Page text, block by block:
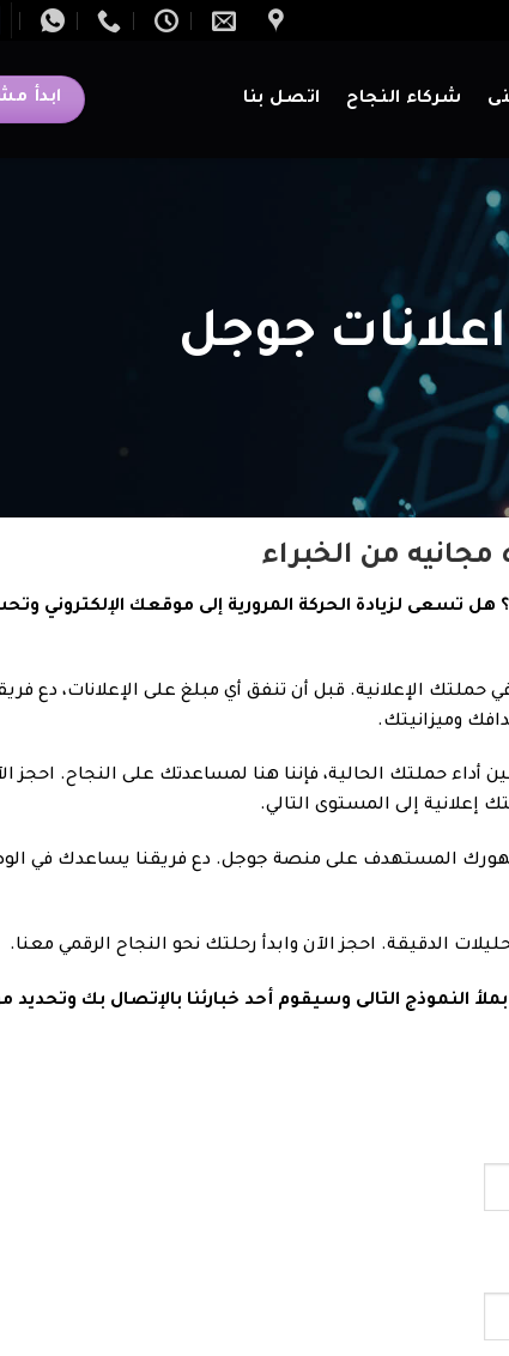
شركاء النجاح اتصل بنا ابدأ
جوجل
من الخبراء
تسعى لزيادة الحركة المرورية إلى موقعك الإلكتروني
الإعلانية. قبل أن تنفق أي مبلغ على الإعلانات، دع
وميزانيتك.
حملتك الحالية، فإننا هنا لمساعدتك على النجاح. احجز
إعلانية إلى المستوى التالي.
جمهورك المستهدف على منصة جوجل. دع فريقنا يساعدك في
الدقيقة. احجز الآن وابدأ رحلتك نحو النجاح الرقمي معنا.
التالى وسيقوم أحد خبارئنا بالإتصال بك